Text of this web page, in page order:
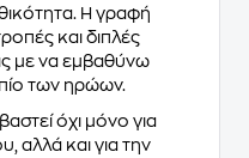
Η γραφή
και διπλές
με να εμβαθύνω
των ηρώων.
όχι μόνο για
αλλά και για την